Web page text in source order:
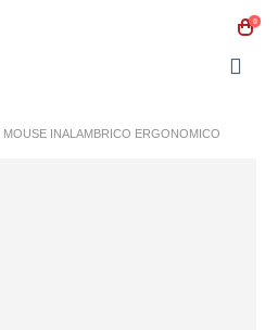
0
MOUSE INALAMBRICO ERGONOMICO